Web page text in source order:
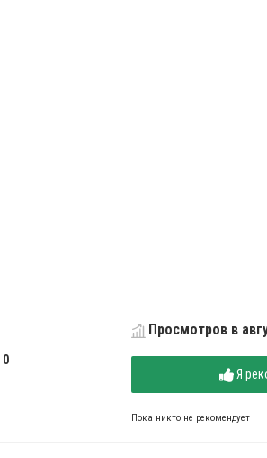
0
Просмотров в
Я
Пока никто не рекомендует